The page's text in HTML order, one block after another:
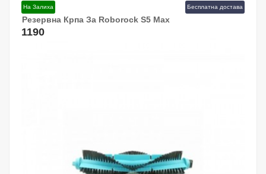
На Залиха Бесплатна достава
Резервна Крпа За Roborock S5 Max
1190
Додај Во Кошница!